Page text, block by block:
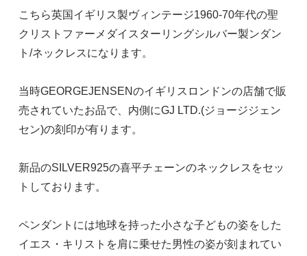
こちら英国イギリス製ヴィンテージ1960-70年代の聖
クリストファーメダイスターリングシルバー製ンダン
ト/ネックレスになります。
当時GEORGEJENSENのイギリスロンドンの店舗で販
売されていたお品で、内側にGJ LTD.(ジョージジェン
セン)の刻印が有ります。
新品のSILVER925の喜平チェーンのネックレスをセッ
トしております。
ペンダントには地球を持った小さな子どもの姿をした
イエス・キリストを肩に乗せた男性の姿が刻まれてい